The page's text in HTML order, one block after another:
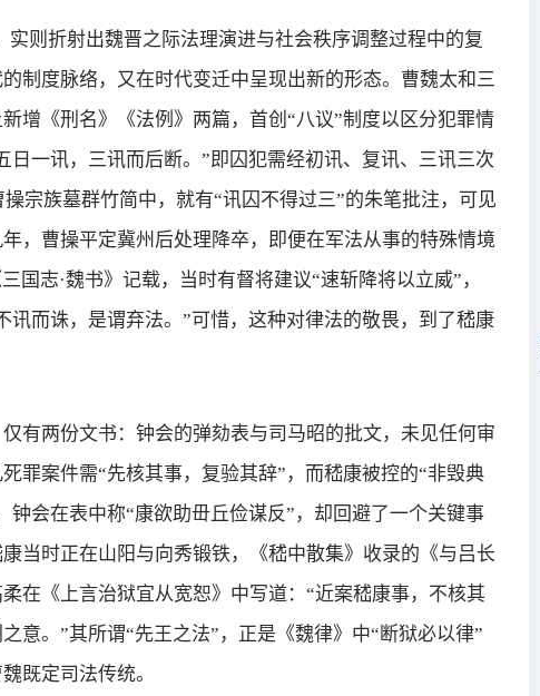
则折射出魏晋之际法理演进与社会秩序调整过程中的复
制度脉络，又在时代变迁中呈现出新的形态。曹魏太和三
增《刑名》《法例》两篇，首创“八议”制度以区分犯罪情
日一讯，三讯而后断。”即囚犯需经初讯、复讯、三讯三次
宗族墓群竹简中，就有“讯囚不得过三”的朱笔批注，可见
，曹操平定冀州后处理降卒，即便在军法从事的特殊情境
国志·魏书》记载，当时有督将建议“速斩降将以立威”，
讯而诛，是谓弃法。”可惜，这种对律法的敬畏，到了嵇康
两份文书：钟会的弹劾表与司马昭的批文，未见任何审
罪案件需“先核其事，复验其辞”，而嵇康被控的“非毁典
会在表中称“康欲助毌丘俭谋反”，却回避了一个关键事
当时正在山阳与向秀锻铁，《嵇中散集》收录的《与吕长
在《上言治狱宜从宽恕》中写道：“近案嵇康事，不核其
意。”其所谓“先王之法”，正是《魏律》中“断狱必以律”
既定司法传统。